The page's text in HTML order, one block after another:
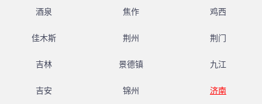
酒泉 焦作 鸡西
佳木斯 荆州 荆门
吉林 景德镇 九江
吉安 锦州 济南